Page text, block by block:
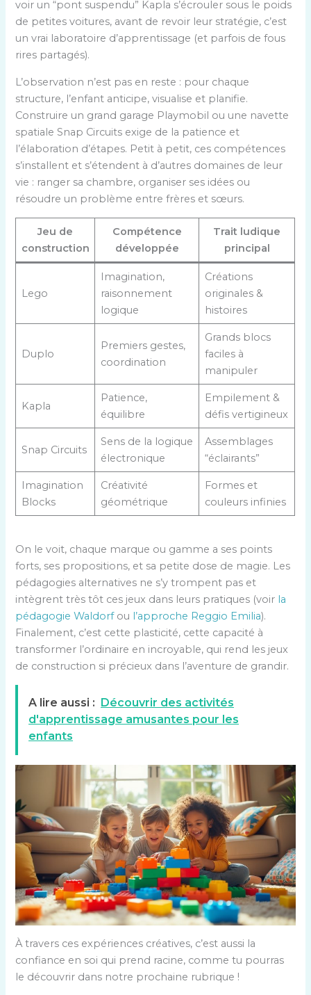
voir un “pont suspendu” Kapla s’écrouler sous le poids
de petites voitures, avant de revoir leur stratégie, c’est
un vrai laboratoire d’apprentissage (et parfois de fous
rires partagés).
L’observation n’est pas en reste : pour chaque
structure, l’enfant anticipe, visualise et planifie.
Construire un grand garage Playmobil ou une navette
spatiale Snap Circuits exige de la patience et
l’élaboration d’étapes. Petit à petit, ces compétences
s’installent et s’étendent à d’autres domaines de leur
vie : ranger sa chambre, organiser ses idées ou
résoudre un problème entre frères et sœurs.
Jeu de
construction
Compétence
développée
Trait ludique
principal
Lego
Imagination,
raisonnement
logique
Créations
originales &
histoires
Duplo
Premiers gestes,
coordination
Grands blocs
faciles à
manipuler
Kapla
Patience,
équilibre
Empilement &
défis vertigineux
Snap Circuits
Sens de la logique
électronique
Assemblages
“éclairants”
Imagination
Blocks
Créativité
géométrique
Formes et
couleurs infinies
On le voit, chaque marque ou gamme a ses points
forts, ses propositions, et sa petite dose de magie. Les
pédagogies alternatives ne s’y trompent pas et
intègrent très tôt ces jeux dans leurs pratiques (voir la
pédagogie Waldorfou l’approche Reggio Emilia).
Finalement, c’est cette plasticité, cette capacité à
transformer l’ordinaire en incroyable, qui rend les jeux
de construction si précieux dans l’aventure de grandir.
A lire aussi :
Découvrir des activités
d'apprentissage amusantes pour les
enfants
À travers ces expériences créatives, c’est aussi la
confiance en soi qui prend racine, comme tu pourras
le découvrir dans notre prochaine rubrique !